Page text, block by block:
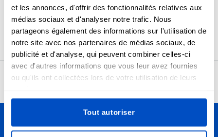
et les annonces, d'offrir des fonctionnalités relatives aux
médias sociaux et d'analyser notre trafic. Nous
partageons également des informations sur l'utilisation de
notre site avec nos partenaires de médias sociaux, de
publicité et d'analyse, qui peuvent combiner celles-ci
avec d'autres informations que vous leur avez fournies
ou qu'ils ont collectées lors de votre utilisation de leurs
Tout autoriser
et expédiées immédiatement.
Choisissez parmi Made in USA, 100% Cotton ou One Size
Fits All.
4,7 24962 avis
Personnalisez vos créations